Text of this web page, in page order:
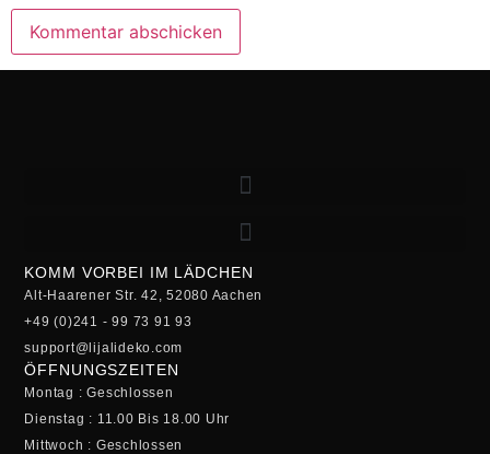
KOMM VORBEI IM LÄDCHEN
Alt-Haarener Str. 42, 52080 Aachen
+49 (0)241 - 99 73 91 93
support@lijalideko.com
ÖFFNUNGSZEITEN
Montag : Geschlossen
Dienstag : 11.00 Bis 18.00 Uhr
Mittwoch : Geschlossen